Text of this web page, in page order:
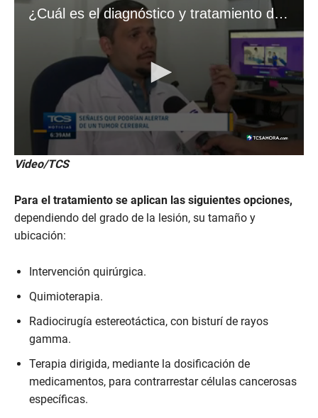
Video/TCS
Para el tratamiento se aplican las siguientes opciones,
dependiendo del grado de la lesión, su tamaño y
ubicación:
Intervención quirúrgica.
Quimioterapia.
Radiocirugía estereotáctica, con bisturí de rayos
gamma.
Terapia dirigida, mediante la dosificación de
medicamentos, para contrarrestar células cancerosas
específicas.